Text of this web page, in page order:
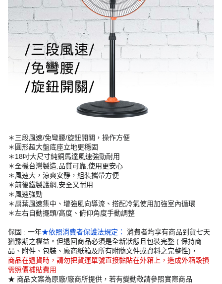
＊三段風速/免彎腰/旋鈕開關，操作方便
＊圓形超大盤底座立地更穩固
＊18吋大尺寸純銅馬達風速強勁耐用
＊全機台灣製造,品質可靠,使用更安心
＊風速大，涼爽安靜，組裝攜帶方便
＊前後鐵製護網,安全又耐用
＊風速強勁
＊扇葉風速集中、增強風向導流、搭配冷氣使用加強室內循環
＊左右自動擺頭/高度、俯仰角度手動調整
保固 : 一年★依照消費者保護法規定：
消費者均享有商品到貨七天
猶豫期之權益。但退回商品必須是全新狀態且包裝完整 ( 保持商
品、附件、包裝、廠商紙箱及所有附隨文件或資料之完整性)，
商品在退貨時，請勿把貨運單號直接黏貼在外箱上，造成外箱毀損
需照價補貼費用
★ 商品文案為原廠/廠商所提供，若有變動敬請參照實際商品